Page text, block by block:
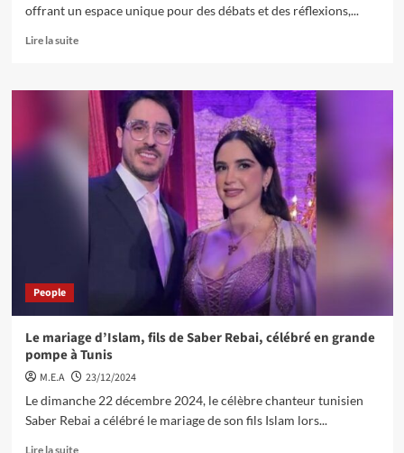
offrant un espace unique pour des débats et des réflexions,...
Lire la suite
People
Le mariage d’Islam, fils de Saber Rebai, célébré en grande
pompe à Tunis
M.E.A
23/12/2024
Le dimanche 22 décembre 2024, le célèbre chanteur tunisien
Saber Rebai a célébré le mariage de son fils Islam lors...
Lire la suite